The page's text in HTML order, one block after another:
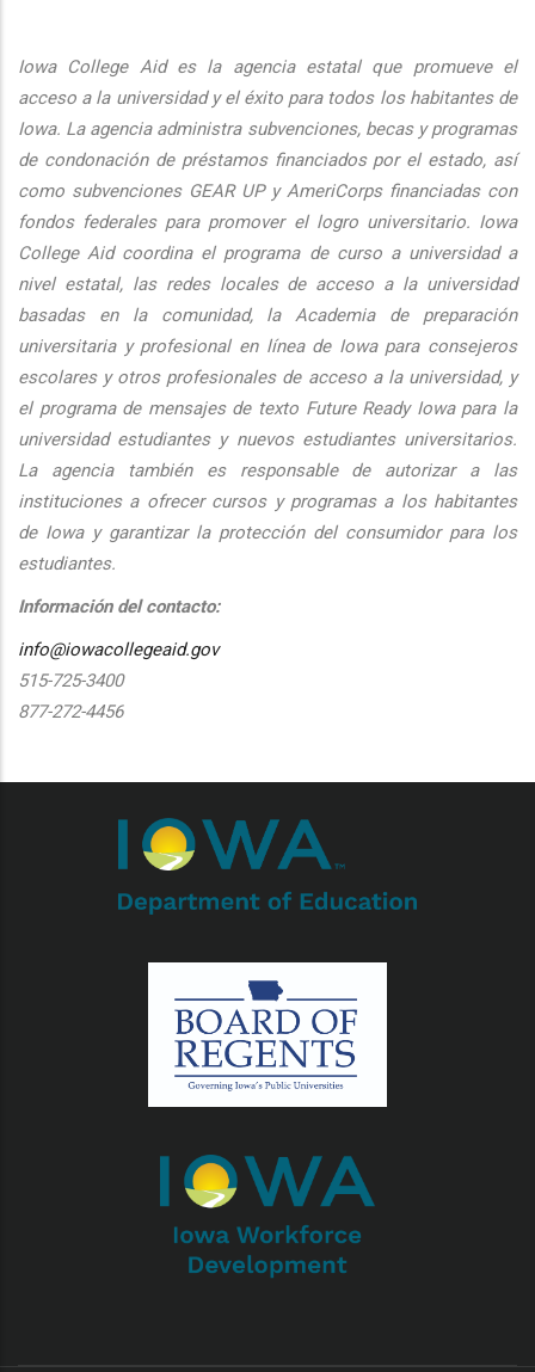
Iowa College Aid es la agencia estatal que promueve el
acceso a la universidad y el éxito para todos los habitantes de
Iowa. La agencia administra subvenciones, becas y programas
de condonación de préstamos financiados por el estado, así
como subvenciones GEAR UP y AmeriCorps financiadas con
fondos federales para promover el logro universitario. Iowa
College Aid coordina el programa de curso a universidad a
nivel estatal, las redes locales de acceso a la universidad
basadas en la comunidad, la Academia de preparación
universitaria y profesional en línea de Iowa para consejeros
escolares y otros profesionales de acceso a la universidad, y
el programa de mensajes de texto Future Ready Iowa para la
universidad estudiantes y nuevos estudiantes universitarios.
La agencia también es responsable de autorizar a las
instituciones a ofrecer cursos y programas a los habitantes
de Iowa y garantizar la protección del consumidor para los
estudiantes.
Información del contacto:
info@iowacollegeaid.gov
515-725-3400
877-272-4456